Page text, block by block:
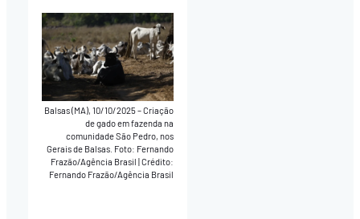
Balsas (MA), 10/10/2025 – Criação
de gado em fazenda na
comunidade São Pedro, nos
Gerais de Balsas. Foto: Fernando
Frazão/Agência Brasil |Crédito:
Fernando Frazão/Agência Brasil